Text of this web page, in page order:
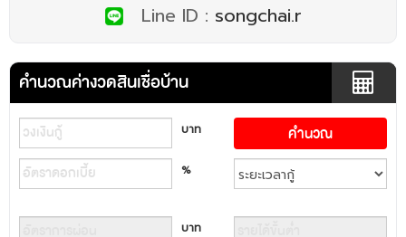
Line ID : songchai.r
คำนวณค่างวดสินเชื่อบ้าน
บาท
%
บาท